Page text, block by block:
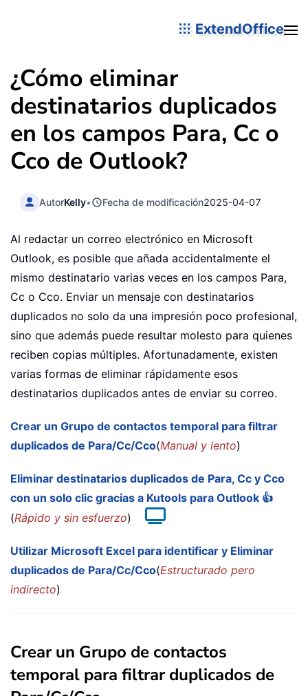
ExtendOffice
¿Cómo eliminar
destinatarios duplicados
en los campos Para, Cc o
Cco de Outlook?
AutorKelly• Fecha de modificación2025-04-07
Al redactar un correo electrónico en Microsoft
Outlook, es posible que añada accidentalmente el
mismo destinatario varias veces en los campos Para,
Cc o Cco. Enviar un mensaje con destinatarios
duplicados no solo da una impresión poco profesional,
sino que además puede resultar molesto para quienes
reciben copias múltiples. Afortunadamente, existen
varias formas de eliminar rápidamente esos
destinatarios duplicados antes de enviar su correo.
Crear un Grupo de contactos temporal para filtrar
duplicados de Para/Cc/Cco(Manual y lento)
Eliminar destinatarios duplicados de Para, Cc y Cco
con un solo clic gracias a Kutools para Outlook 👍
(Rápido y sin esfuerzo)
Utilizar Microsoft Excel para identificar y Eliminar
duplicados de Para/Cc/Cco(Estructurado pero
indirecto)
Crear un Grupo de contactos
temporal para filtrar duplicados de